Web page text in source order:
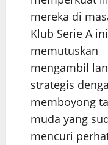
mereka di
Klub Serie A ini
memutuskan
mengambil
strategis
memboyong
muda yang
mencuri